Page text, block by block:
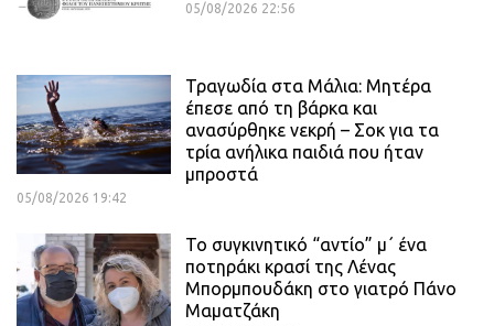
05/08/2026 22:56
Τραγωδία στα Μάλια: Μητέρα
έπεσε από τη βάρκα και
ανασύρθηκε νεκρή – Σοκ για τα
τρία ανήλικα παιδιά που ήταν
μπροστά
05/08/2026 19:42
Το συγκινητικό “αντίο” μ΄ ένα
ποτηράκι κρασί της Λένας
Μπορμπουδάκη στο γιατρό Πάνο
Μαματζάκη